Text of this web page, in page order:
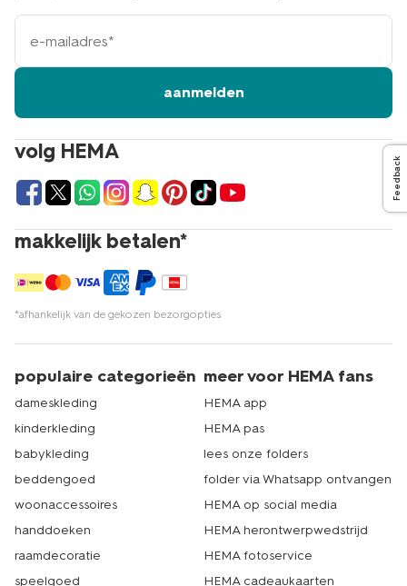
volg HEMA
makkelijk betalen*
*afhankelijk van de gekozen bezorgopties
e-
mailadres
aanmelden
populaire categorieën
dameskleding
kinderkleding
babykleding
beddengoed
woonaccessoires
handdoeken
raamdecoratie
speelgoed
meer voor HEMA fans
HEMA app
HEMA pas
lees onze folders
folder via Whatsapp ontvangen
HEMA op social media
HEMA herontwerpwedstrijd
HEMA fotoservice
HEMA cadeaukaarten
Feedback